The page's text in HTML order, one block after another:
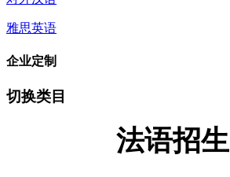
雅思英语
企业定制
切换类目
法语招生